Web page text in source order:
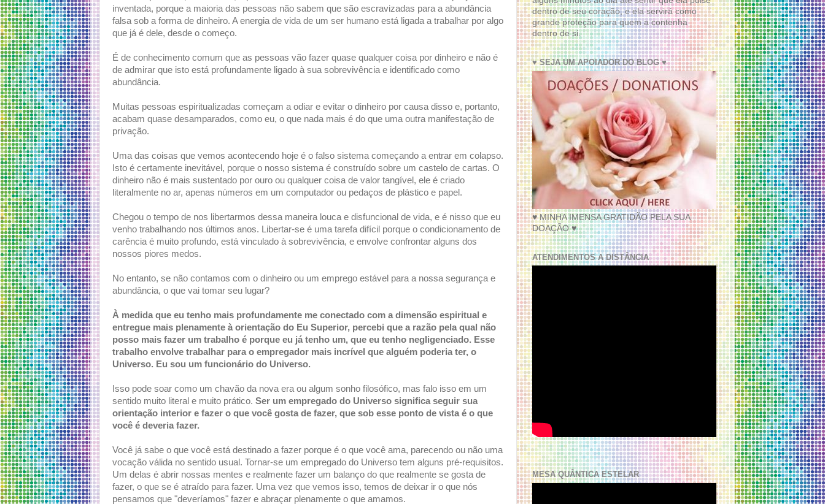
inventada, porque a maioria das pessoas não sabem que são escravizadas para a abundância
falsa sob a forma de dinheiro. A energia de vida de um ser humano está ligada a trabalhar por algo
que já é dele, desde o começo.
É de conhecimento comum que as pessoas vão fazer quase qualquer coisa por dinheiro e não é
de admirar que isto está profundamente ligado à sua sobrevivência e identificado como
abundância.
Muitas pessoas espiritualizadas começam a odiar e evitar o dinheiro por causa disso e, portanto,
acabam quase desamparados, como eu, o que nada mais é do que uma outra manifestação de
privação.
Uma das coisas que vemos acontecendo hoje é o falso sistema começando a entrar em colapso.
Isto é certamente inevitável, porque o nosso sistema é construído sobre um castelo de cartas. O
dinheiro não é mais sustentado por ouro ou qualquer coisa de valor tangível, ele é criado
literalmente no ar, apenas números em um computador ou pedaços de plástico e papel.
Chegou o tempo de nos libertarmos dessa maneira louca e disfuncional de vida, e é nisso que eu
venho trabalhando nos últimos anos. Libertar-se é uma tarefa difícil porque o condicionamento de
carência é muito profundo, está vinculado à sobrevivência, e envolve confrontar alguns dos
nossos piores medos.
No entanto, se não contamos com o dinheiro ou um emprego estável para a nossa segurança e
abundância, o que vai tomar seu lugar?
À medida que eu tenho mais profundamente me conectado com a dimensão espiritual e
entregue mais plenamente à orientação do Eu Superior, percebi que a razão pela qual não
posso mais fazer um trabalho é porque eu já tenho um, que eu tenho negligenciado. Esse
trabalho envolve trabalhar para o empregador mais incrível que alguém poderia ter, o
Universo. Eu sou um funcionário do Universo.
Isso pode soar como um chavão da nova era ou algum sonho filosófico, mas falo isso em um
sentido muito literal e muito prático. Ser um empregado do Universo significa seguir sua
orientação interior e fazer o que você gosta de fazer, que sob esse ponto de vista é o que
você é deveria fazer.
Você já sabe o que você está destinado a fazer porque é o que você ama, parecendo ou não uma
vocação válida no sentido usual. Tornar-se um empregado do Universo tem alguns pré-requisitos.
Um delas é abrir nossas mentes e realmente fazer um balanço do que realmente se gosta de
fazer, o que se é atraído para fazer. Uma vez que vemos isso, temos de deixar ir o que nós
pensamos que "deveríamos" fazer e abraçar plenamente o que amamos.
dentro de seu coração, e ela servirá como
grande proteção para quem a contenha
dentro de si.
♥ SEJA UM APOIADOR DO BLOG ♥
♥ MINHA IMENSA GRATIDÃO PELA SUA
DOAÇÃO ♥
ATENDIMENTOS A DISTÂNCIA
MESA QUÂNTICA ESTELAR